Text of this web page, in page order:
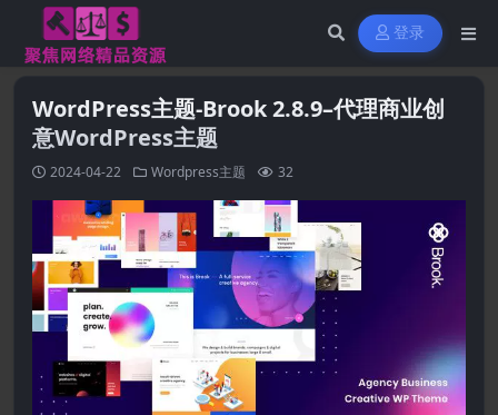
登录
WordPress主题-Brook 2.8.9–代理商业创
意WordPress主题
2024-04-22 Wordpress主题 32